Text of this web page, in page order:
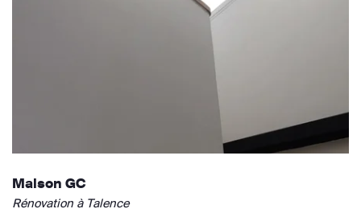
Maison GC
Rénovation à Talence